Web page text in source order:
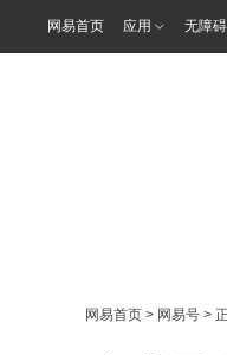
网易首页 应用 无障
网易首页 > 网易号 >